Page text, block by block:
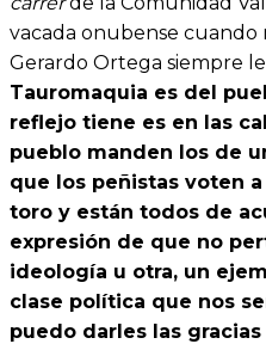
vacada onubense cuando
Gerardo Ortega siempre
Tauromaquia es del
reflejo tiene es en las
pueblo manden los de
que los peñistas voten
toro y están todos de
expresión de que no
ideología u otra, un
clase política que nos
puedo darles las